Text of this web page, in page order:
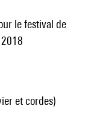
et cordes)